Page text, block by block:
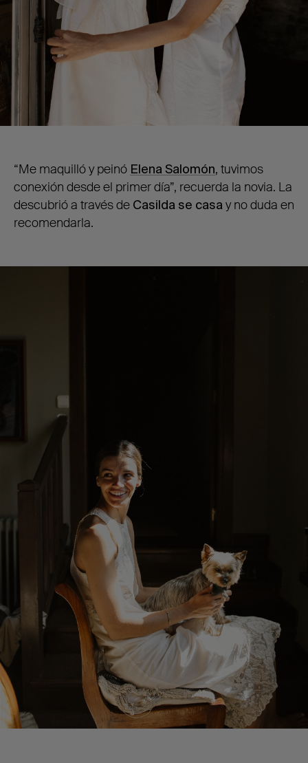
“Me maquilló y peinó Elena Salomón, tuvimos
conexión desde el primer día”, recuerda la novia. La
descubrió a través de Casilda se casa y no duda en
recomendarla.